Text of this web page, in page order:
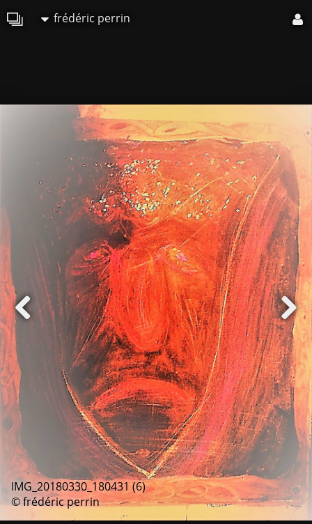
frédéric perrin
IMG_20180330_180431 (6)
© frédéric perrin